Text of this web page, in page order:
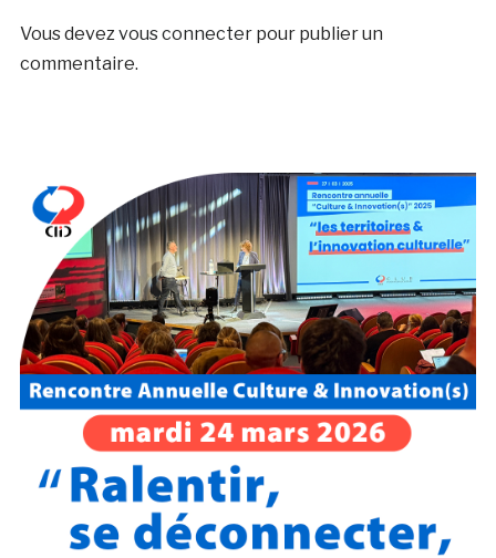
Vous devezvous connecterpour publier un
commentaire.